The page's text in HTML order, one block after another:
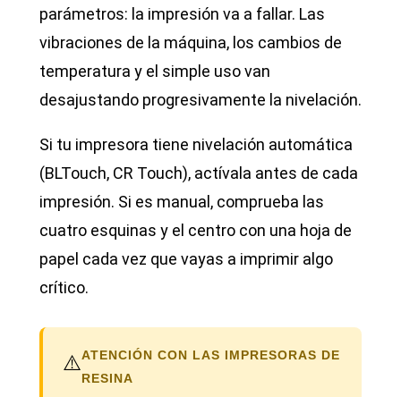
parámetros: la impresión va a fallar. Las
vibraciones de la máquina, los cambios de
temperatura y el simple uso van
desajustando progresivamente la nivelación.
Si tu impresora tiene nivelación automática
(BLTouch, CR Touch), actívala antes de cada
impresión. Si es manual, comprueba las
cuatro esquinas y el centro con una hoja de
papel cada vez que vayas a imprimir algo
crítico.
⚠️ATENCIÓN CON LAS IMPRESORAS DE
RESINA